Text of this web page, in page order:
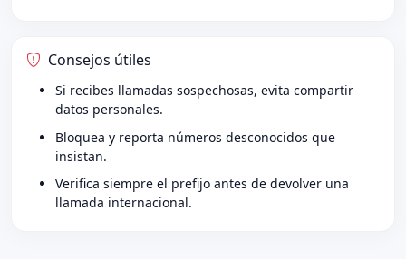
Consejos útiles
Si recibes llamadas sospechosas, evita compartir
datos personales.
Bloquea y reporta números desconocidos que
insistan.
Verifica siempre el prefijo antes de devolver una
llamada internacional.